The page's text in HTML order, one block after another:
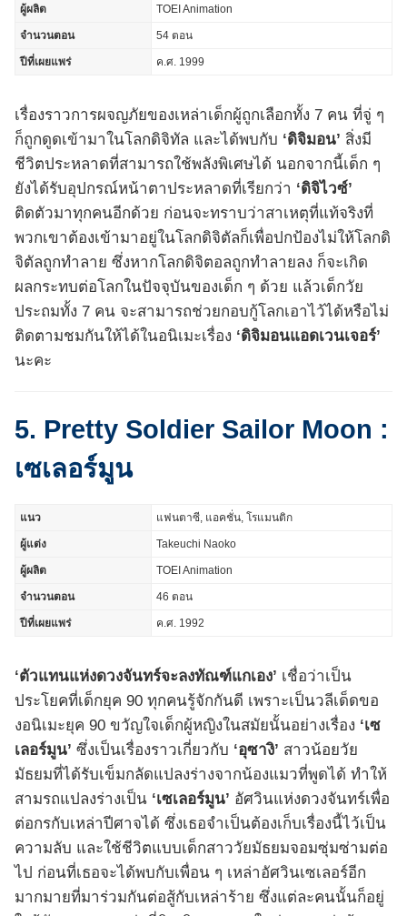
ผู้ผลิต TOEI Animation
จำนวนตอน 54 ตอน
ปีที่เผยแพร่ ค.ศ. 1999
เรื่องราวการผจญภัยของเหล่าเด็กผู้ถูกเลือกทั้ง 7 คน ที่จู่ ๆ
ก็ถูกดูดเข้ามาในโลกดิจิทัล และได้พบกับ ‘ดิจิมอน’ สิ่งมี
ชีวิตประหลาดที่สามารถใช้พลังพิเศษได้ นอกจากนี้เด็ก ๆ
ยังได้รับอุปกรณ์หน้าตาประหลาดที่เรียกว่า ‘ดิจิไวซ์’
ติดตัวมาทุกคนอีกด้วย ก่อนจะทราบว่าสาเหตุที่แท้จริงที่
พวกเขาต้องเข้ามาอยู่ในโลกดิจิตัลก็เพื่อปกป้องไม่ให้โลกดิ
จิตัลถูกทำลาย ซึ่งหากโลกดิจิตอลถูกทำลายลง ก็จะเกิด
ผลกระทบต่อโลกในปัจจุบันของเด็ก ๆ ด้วย แล้วเด็กวัย
ประถมทั้ง 7 คน จะสามารถช่วยกอบกู้โลกเอาไว้ได้หรือไม่
ติดตามชมกันให้ได้ในอนิเมะเรื่อง ‘ดิจิมอนแอดเวนเจอร์’
นะคะ
5. Pretty Soldier Sailor Moon :
เซเลอร์มูน
แนว แฟนตาซี, แอคชั่น, โรแมนติก
ผู้แต่ง Takeuchi Naoko
ผู้ผลิต TOEI Animation
จำนวนตอน 46 ตอน
ปีที่เผยแพร่ ค.ศ. 1992
‘ตัวแทนแห่งดวงจันทร์จะลงทัณฑ์แกเอง’ เชื่อว่าเป็น
ประโยคที่เด็กยุค 90 ทุกคนรู้จักกันดี เพราะเป็นวลีเด็ดขอ
งอนิเมะยุค 90 ขวัญใจเด็กผู้หญิงในสมัยนั้นอย่างเรื่อง ‘เซ
เลอร์มูน’ ซึ่งเป็นเรื่องราวเกี่ยวกับ ‘อุซางิ’ สาวน้อยวัย
มัธยมที่ได้รับเข็มกลัดแปลงร่างจากน้องแมวที่พูดได้ ทำให้
สามรถแปลงร่างเป็น ‘เซเลอร์มูน’ อัศวินแห่งดวงจันทร์เพื่อ
ต่อกรกับเหล่าปีศาจได้ ซึ่งเธอจำเป็นต้องเก็บเรื่องนี้ไว้เป็น
ความลับ และใช้ชีวิตแบบเด็กสาววัยมัธยมจอมซุ่มซ่ามต่อ
ไป ก่อนที่เธอจะได้พบกับเพื่อน ๆ เหล่าอัศวินเซเลอร์อีก
มากมายที่มาร่วมกันต่อสู้กับเหล่าร้าย ซึ่งแต่ละคนนั้นก็อยู่